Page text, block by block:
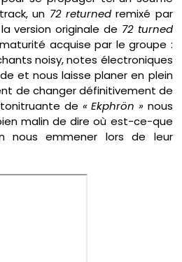
un 72 returnedremixé par
version originale de 72 turned
acquise par le groupe :
noisy, notes électroniques
et nous laisse planer en plein
de changer définitivement de
de « Ekphrön »nous
malin de dire où est-ce-que
nous emmener lors de leur